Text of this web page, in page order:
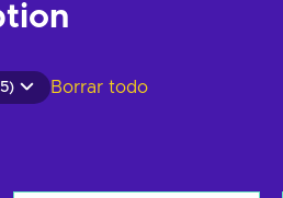
Borrar todo